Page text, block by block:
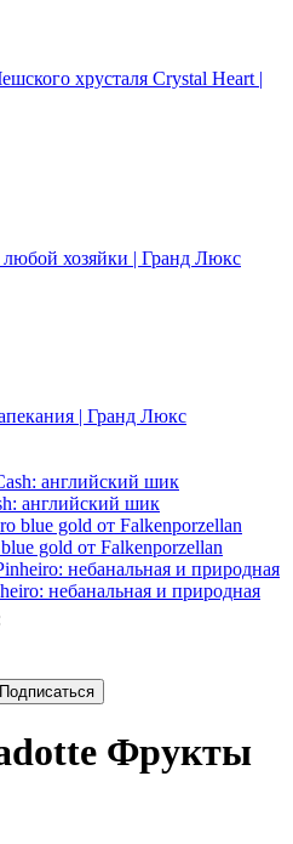
хрусталя Crystal Heart |
хозяйки | Гранд Люкс
| Гранд Люкс
английский шик
gold от Falkenporzellan
небанальная и природная
Фрукты